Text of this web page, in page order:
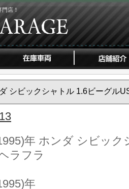
店！
シビックシャトル 1.6ビーグル
年 ホンダ シビック
ラフラ
年